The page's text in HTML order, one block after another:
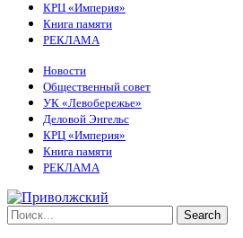
КРЦ «Империя»
Книга памяти
РЕКЛАМА
Новости
Общественный совет
УК «Левобережье»
Деловой Энгельс
КРЦ «Империя»
Книга памяти
РЕКЛАМА